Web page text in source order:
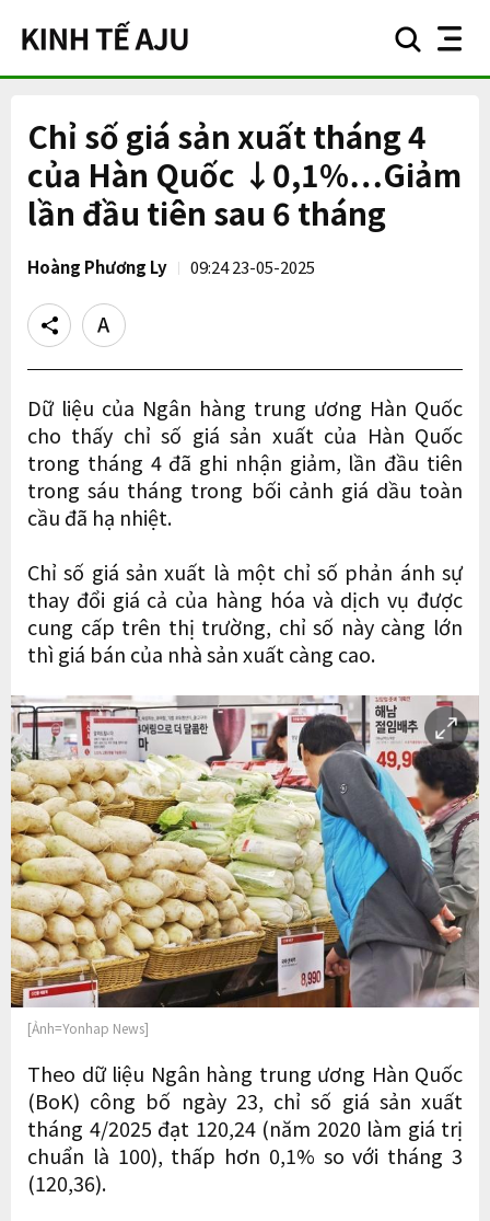
searchnav
Chỉ số giá sản xuất tháng 4
của Hàn Quốc ↓0,1%…Giảm
lần đầu tiên sau 6 tháng
Hoàng Phương Ly 09:24 23-05-2025
Share
Text
size
Dữ liệu của Ngân hàng trung ương Hàn Quốc
cho thấy chỉ số giá sản xuất của Hàn Quốc
trong tháng 4 đã ghi nhận giảm, lần đầu tiên
trong sáu tháng trong bối cảnh giá dầu toàn
cầu đã hạ nhiệt.
Chỉ số giá sản xuất là một chỉ số phản ánh sự
thay đổi giá cả của hàng hóa và dịch vụ được
cung cấp trên thị trường, chỉ số này càng lớn
thì giá bán của nhà sản xuất càng cao.
[Ảnh=Yonhap News]
Theo dữ liệu Ngân hàng trung ương Hàn Quốc
(BoK) công bố ngày 23, chỉ số giá sản xuất
tháng 4/2025 đạt 120,24 (năm 2020 làm giá trị
chuẩn là 100), thấp hơn 0,1% so với tháng 3
(120,36).